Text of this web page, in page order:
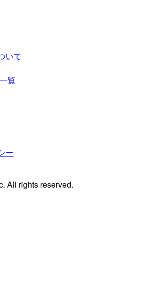
いて
覧
ー
All rights reserved.